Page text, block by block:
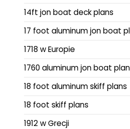
14ft jon boat deck plans
17 foot aluminum jon boat
1718 w Europie
1760 aluminum jon boat
18 foot aluminum skiff plans
18 foot skiff plans
1912 w Grecji